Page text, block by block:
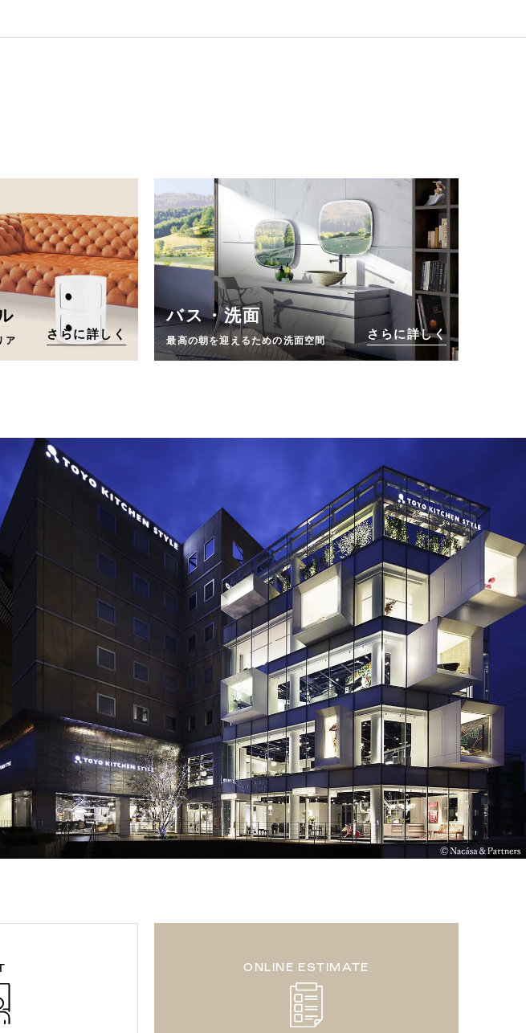
ア さらに詳しく
バス・洗面
最高の朝を迎えるための洗面空間 さらに詳しく
ONLINE ESTIMATE